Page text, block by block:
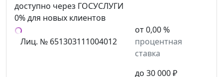
доступно через ГОСУСЛУГИ
0% для новых клиентов
Лиц. № 651303111004012
от 0,00 %
процентная
ставка
до 30 000 ₽